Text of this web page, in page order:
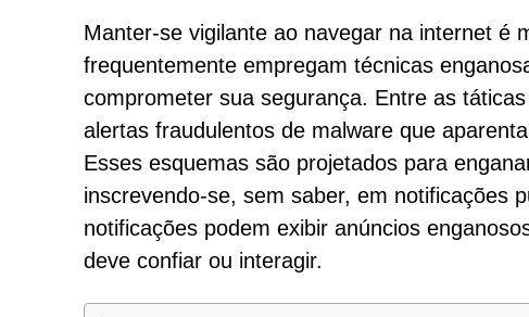
Manter-se vigilante ao navegar na internet é
frequentemente empregam técnicas
comprometer sua segurança. Entre as
alertas fraudulentos de malware que
Esses esquemas são projetados para
inscrevendo-se, sem saber, em notificações
notificações podem exibir anúncios
deve confiar ou interagir.